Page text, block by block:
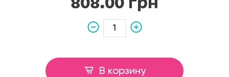
В корзину